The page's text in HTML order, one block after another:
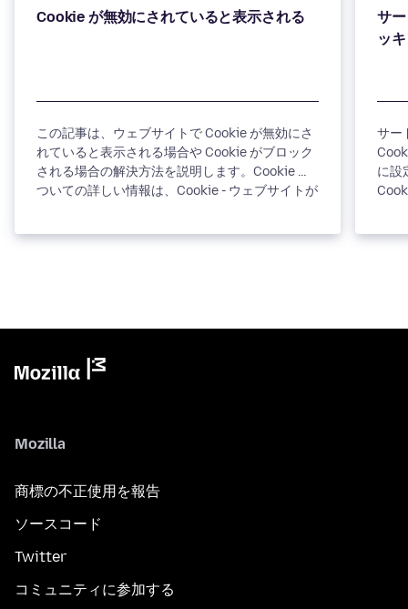
この記事は、ウェブサイトで Cookie が無効にさ
れていると表示される場合や Cookie がブロック
される場合の解決方法を説明します。Cookie に
ついての詳しい情報は、Cookie - ウェブサイトが
サ
サー
に設
Mozilla
商標の不正使用を報告
ソースコード
Twitter
コミュニティに参加する